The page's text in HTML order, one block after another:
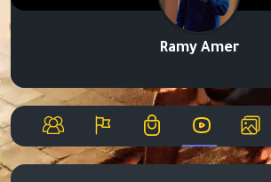
Ramy Amer